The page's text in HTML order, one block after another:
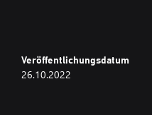
Veröffentlichungsdatum
26.10.2022